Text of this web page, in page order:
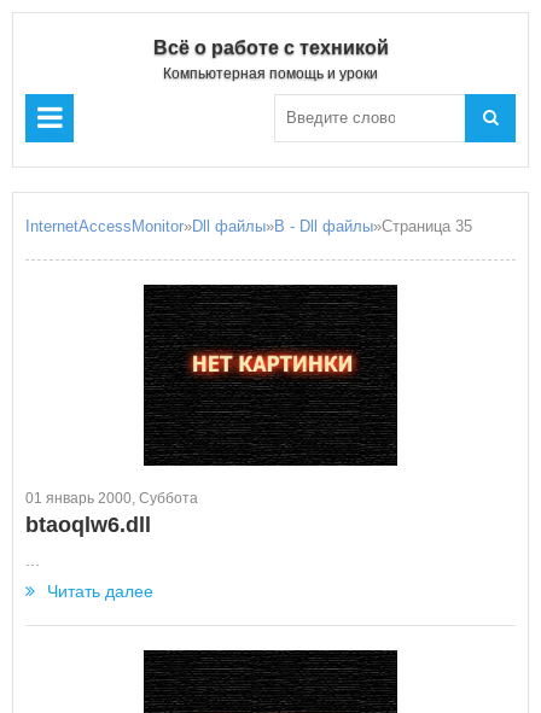
Всё о работе с техникой
Компьютерная помощь и уроки
InternetAccessMonitor»Dll файлы»B - Dll файлы»Страница 35
01 январь 2000, Суббота
btaoqlw6.dll
Читать далее